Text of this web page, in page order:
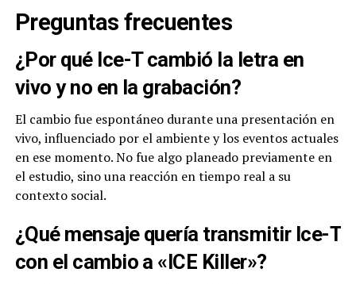
Preguntas frecuentes
¿Por qué Ice-T cambió la letra en
vivo y no en la grabación?
El cambio fue espontáneo durante una presentación en
vivo, influenciado por el ambiente y los eventos actuales
en ese momento. No fue algo planeado previamente en
el estudio, sino una reacción en tiempo real a su
contexto social.
¿Qué mensaje quería transmitir Ice-T
con el cambio a «ICE Killer»?